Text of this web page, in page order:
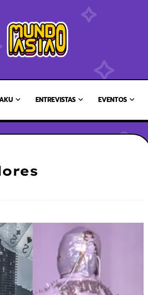
ENTREVISTAS EVENTOS